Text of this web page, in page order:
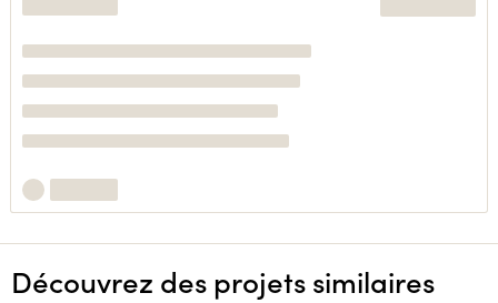
Découvrez des projets similaires